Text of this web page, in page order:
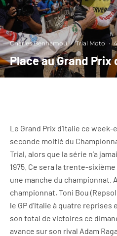
Charles Benhamou · Trial Moto ·
Place au Grand Prix
Le Grand Prix d’Italie ce
seconde moitié du
Trial, alors que la série n’a
1975. Ce sera la trente-
une manche du championnat.
championnat, Toni Bou
le GP d’Italie à quatre reprises
son total de victoires ce
avance sur son rival Adam Raga